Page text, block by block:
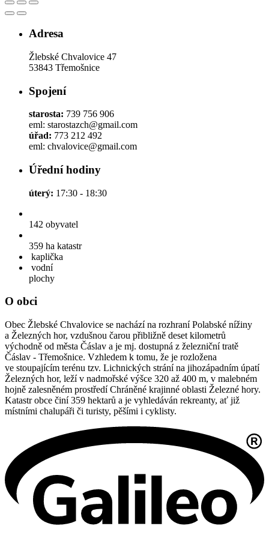
Adresa
Žlebské Chvalovice 47
53843 Třemošnice
Spojení
starosta: 739 756 906
eml: starostazch@gmail.com
úřad: 773 212 492
eml: chvalovice@gmail.com
Úřední hodiny
úterý: 17:30 - 18:30
142 obyvatel
359 ha katastr
kaplička
vodní
plochy
O obci
Obec Žlebské Chvalovice se nachází na rozhraní Polabské nížiny
a Železných hor, vzdušnou čarou přibližně deset kilometrů
východně od města Čáslav a je mj. dostupná z železniční tratě
Čáslav - Třemošnice. Vzhledem k tomu, že je rozložena
ve stoupajícím terénu tzv. Lichnických strání na jihozápadním úpatí
Železných hor, leží v nadmořské výšce 320 až 400 m, v malebném
hojně zalesněném prostředí Chráněné krajinné oblasti Železné hory.
Katastr obce činí 359 hektarů a je vyhledáván rekreanty, ať již
místními chalupáři či turisty, pěšími i cyklisty.